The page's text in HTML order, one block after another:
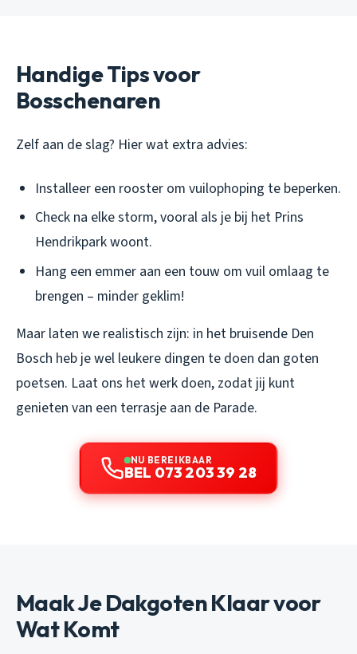
Handige Tips voor
Bosschenaren
Zelf aan de slag? Hier wat extra advies:
Installeer een rooster om vuilophoping te beperken.
Check na elke storm, vooral als je bij het Prins
Hendrikpark woont.
Hang een emmer aan een touw om vuil omlaag te
brengen – minder geklim!
Maar laten we realistisch zijn: in het bruisende Den
Bosch heb je wel leukere dingen te doen dan goten
poetsen. Laat ons het werk doen, zodat jij kunt
genieten van een terrasje aan de Parade.
NU BEREIKBAAR
BEL 073 203 39 28
Maak Je Dakgoten Klaar voor
Wat Komt